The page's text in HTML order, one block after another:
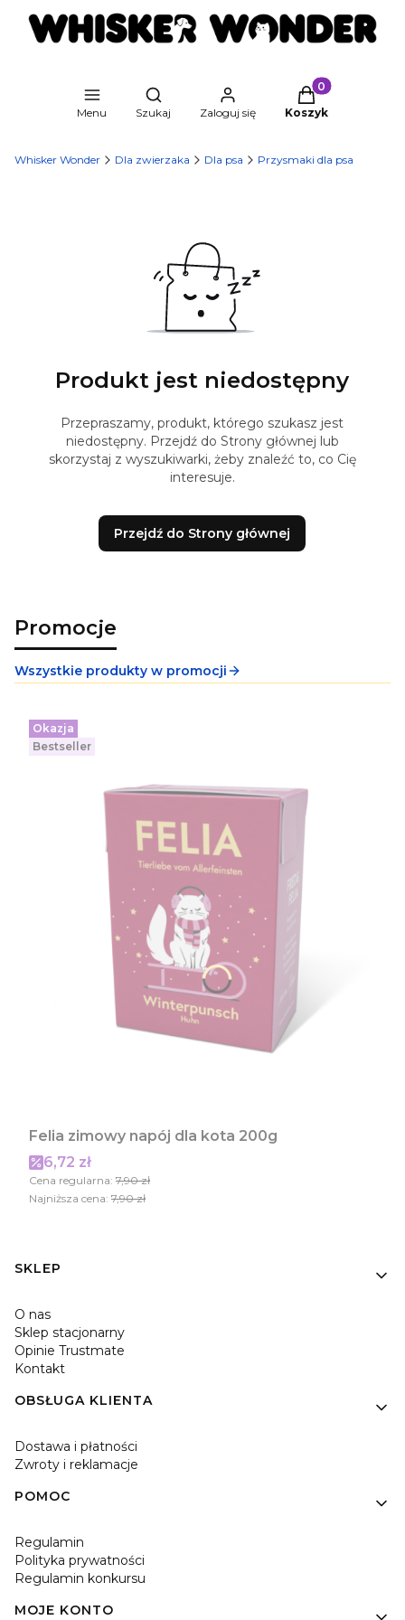
Menu
Otwórz wyszukiwarkę
Szukaj Zaloguj się
Produkty w
Koszyk
Whisker Wonder Dla zwierzaka Dla psa Przysmaki dla psa
Produkt jest niedostępny
Przepraszamy, produkt, którego szukasz jest
niedostępny. Przejdź do Strony głównej lub
skorzystaj z wyszukiwarki, żeby znaleźć to, co Cię
interesuje.
Przejdź do Strony głównej
Promocje
Wszystkie produkty w promocji
Okazja
Bestseller
Felia zimowy napój dla kota 200g
Cena promocyjna
6,72 zł
Cena regularna: 7,90 zł
Najniższa cena: 7,90 zł
Linki w stopce
SKLEP
O nas
Sklep stacjonarny
Opinie Trustmate
Kontakt
OBSŁUGA KLIENTA
Dostawa i płatności
Zwroty i reklamacje
POMOC
Regulamin
Polityka prywatności
Regulamin konkursu
MOJE KONTO